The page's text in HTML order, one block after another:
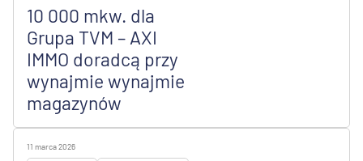
10 000 mkw. dla
Grupa TVM – AXI
IMMO doradcą przy
wynajmie wynajmie
magazynów
11 marca 2026